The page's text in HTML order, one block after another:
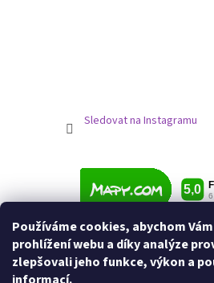
Používáme cookies, abychom
prohlížení webu a díky analýze
zlepšovali jeho funkce, výkon a
Sledovat na Instagramu